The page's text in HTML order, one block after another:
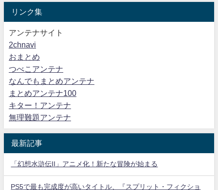
リンク集
アンテナサイト
2chnavi
おまとめ
つべこアンテナ
なんでもまとめアンテナ
まとめアンテナ100
キター！アンテナ
無理難題アンテナ
最新記事
「幻想水滸伝II」アニメ化！新たな冒険が始まる
PS5で最も完成度が高いタイトル、『スプリット・フィクショ